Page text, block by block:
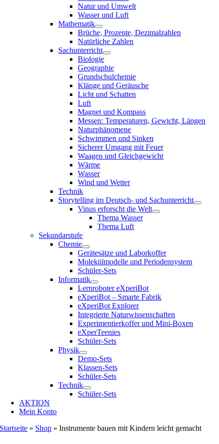
Natur und Umwelt
Wasser und Luft
Mathematik
Brüche, Prozente, Dezimalzahlen
Natürliche Zahlen
Sachunterricht
Biologie
Geographie
Grundschulchemie
Klänge und Geräusche
Licht und Schatten
Luft
Magnet und Kompass
Messen: Temperaturen, Gewicht, Längen
Naturphänomene
Schwimmen und Sinken
Sicherer Umgang mit Feuer
Waagen und Gleichgewicht
Wärme
Wasser
Wind und Wetter
Technik
Storytelling im Deutsch- und Sachunterricht
Vinus erforscht die Welt
Thema Wasser
Thema Luft
Sekundarstufe
Chemie
Gerätesätze und Laborkoffer
Molekülmodelle und Periodensystem
Schüler-Sets
Informatik
Lernroboter eXperiBot
eXperiBot – Smarte Fabrik
eXperiBot Explorer
Integrierte Naturwissenschaften
Experimentierkoffer und Mini-Boxen
eXperTeenies
Schüler-Sets
Physik
Demo-Sets
Klassen-Sets
Schüler-Sets
Technik
Schüler-Sets
AKTION
Mein Konto
Startseite » Shop »Instrumente bauen mit Kindern leicht gemacht